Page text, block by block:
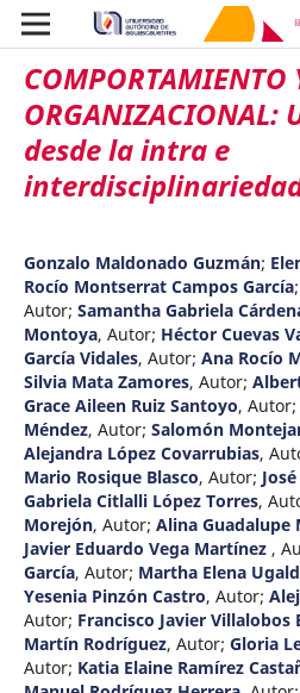
COMPORTAMIENTO
ORGANIZACIONAL:
desde la intra e
Gonzalo Maldonado Guzmán;
Rocío Montserrat Campos García;
Autor; Samantha Gabriela
Montoya, Autor; Héctor Cuevas
García Vidales, Autor; Ana Rocío
Silvia Mata Zamores, Autor;
Grace Aileen Ruiz Santoyo, Autor;
Méndez, Autor; Salomón
Alejandra López Covarrubias,
Mario Rosique Blasco, Autor;
Gabriela Citlalli López Torres,
Morejón, Autor; Alina Guadalupe
Javier Eduardo Vega Martínez ,
García, Autor; Martha Elena
Yesenia Pinzón Castro, Autor;
Autor; Francisco Javier Villalobos
Martín Rodríguez, Autor; Gloria
Autor; Katia Elaine Ramírez